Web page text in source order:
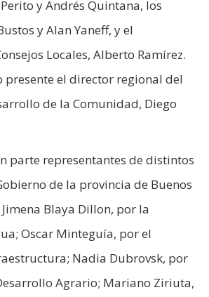
y Andrés Quintana, los
y Alan Yaneff, y el
Locales, Alberto Ramírez.
presente el director regional del
de la Comunidad, Diego
parte representantes de distintos
de la provincia de Buenos
Blaya Dillon, por la
Oscar Minteguía, por el
Nadia Dubrovsk, por
Agrario; Mariano Ziriuta,